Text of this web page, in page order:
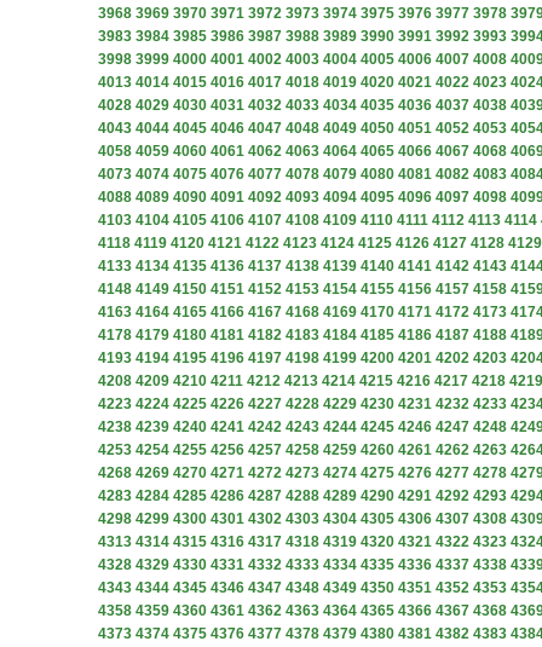
3968 3969 3970 3971 3972 3973 3974 3975 3976 3977 3978
3983 3984 3985 3986 3987 3988 3989 3990 3991 3992 3993
3998 3999 4000 4001 4002 4003 4004 4005 4006 4007 4008
4013 4014 4015 4016 4017 4018 4019 4020 4021 4022 4023
4028 4029 4030 4031 4032 4033 4034 4035 4036 4037 4038
4043 4044 4045 4046 4047 4048 4049 4050 4051 4052 4053
4058 4059 4060 4061 4062 4063 4064 4065 4066 4067 4068
4073 4074 4075 4076 4077 4078 4079 4080 4081 4082 4083
4088 4089 4090 4091 4092 4093 4094 4095 4096 4097 4098
4103 4104 4105 4106 4107 4108 4109 4110 4111 4112 4113 4114
4118 4119 4120 4121 4122 4123 4124 4125 4126 4127 4128 4129
4133 4134 4135 4136 4137 4138 4139 4140 4141 4142 4143
4148 4149 4150 4151 4152 4153 4154 4155 4156 4157 4158
4163 4164 4165 4166 4167 4168 4169 4170 4171 4172 4173
4178 4179 4180 4181 4182 4183 4184 4185 4186 4187 4188
4193 4194 4195 4196 4197 4198 4199 4200 4201 4202 4203
4208 4209 4210 4211 4212 4213 4214 4215 4216 4217 4218 4219
4223 4224 4225 4226 4227 4228 4229 4230 4231 4232 4233
4238 4239 4240 4241 4242 4243 4244 4245 4246 4247 4248
4253 4254 4255 4256 4257 4258 4259 4260 4261 4262 4263
4268 4269 4270 4271 4272 4273 4274 4275 4276 4277 4278
4283 4284 4285 4286 4287 4288 4289 4290 4291 4292 4293
4298 4299 4300 4301 4302 4303 4304 4305 4306 4307 4308
4313 4314 4315 4316 4317 4318 4319 4320 4321 4322 4323
4328 4329 4330 4331 4332 4333 4334 4335 4336 4337 4338
4343 4344 4345 4346 4347 4348 4349 4350 4351 4352 4353
4358 4359 4360 4361 4362 4363 4364 4365 4366 4367 4368
4373 4374 4375 4376 4377 4378 4379 4380 4381 4382 4383